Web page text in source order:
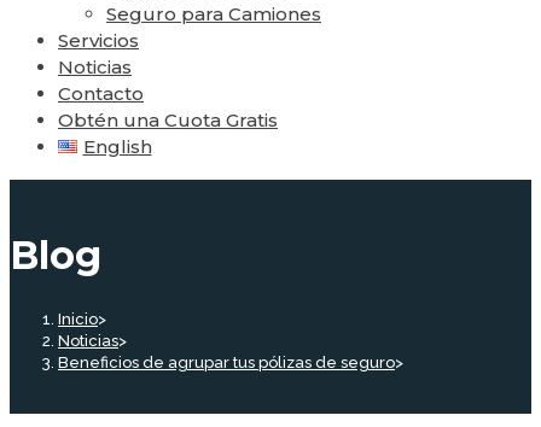
Seguro para Camiones
Servicios
Noticias
Contacto
Obtén una Cuota Gratis
English
Blog
Inicio>
Noticias>
Beneficios de agrupar tus pólizas de seguro>